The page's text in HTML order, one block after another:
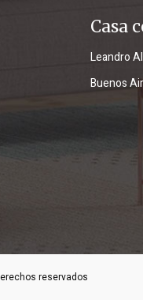
Casa
Leandro
Buenos
reservados